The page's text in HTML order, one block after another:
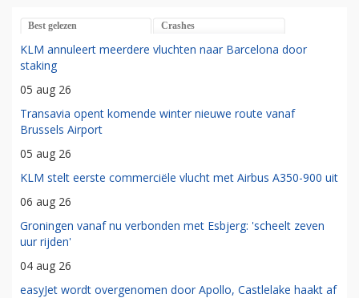
Best gelezen Crashes
KLM annuleert meerdere vluchten naar Barcelona door
staking
05 aug 26
Transavia opent komende winter nieuwe route vanaf
Brussels Airport
05 aug 26
KLM stelt eerste commerciële vlucht met Airbus A350-900 uit
06 aug 26
Groningen vanaf nu verbonden met Esbjerg: 'scheelt zeven
uur rijden'
04 aug 26
easyJet wordt overgenomen door Apollo, Castlelake haakt af